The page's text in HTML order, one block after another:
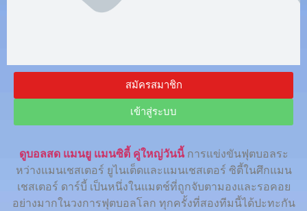
สมัครสมาชิก
เข้าสู่ระบบ
ดูบอลสด แมนยู แมนซิตี้ คู่ใหญ่วันนี้ การแข่งขันฟุตบอลระ
หว่างแมนเชสเตอร์ ยูไนเต็ดและแมนเชสเตอร์ ซิตี้ในศึกแมน
เชสเตอร์ ดาร์บี้ เป็นหนึ่งในแมตช์ที่ถูกจับตามองและรอคอย
อย่างมากในวงการฟุตบอลโลก ทุกครั้งที่สองทีมนี้ได้ปะทะกัน